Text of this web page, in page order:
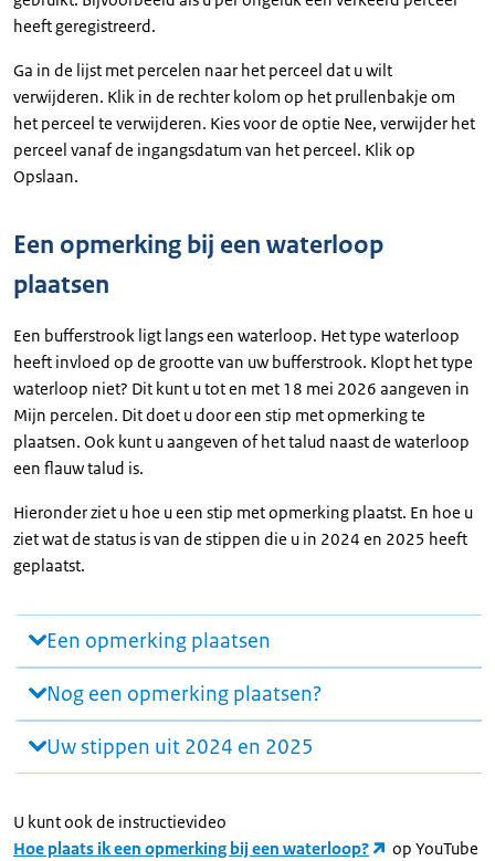
heeft geregistreerd.
Ga in de lijst met percelen naar het perceel dat u wilt
verwijderen. Klik in de rechter kolom op het prullenbakje om
het perceel te verwijderen. Kies voor de optie Nee, verwijder het
perceel vanaf de ingangsdatum van het perceel. Klik op
Opslaan.
Een opmerking bij een waterloop
plaatsen
Een bufferstrook ligt langs een waterloop. Het type waterloop
heeft invloed op de grootte van uw bufferstrook. Klopt het type
waterloop niet? Dit kunt u tot en met 18 mei 2026 aangeven in
Mijn percelen. Dit doet u door een stip met opmerking te
plaatsen. Ook kunt u aangeven of het talud naast de waterloop
een flauw talud is.
Hieronder ziet u hoe u een stip met opmerking plaatst. En hoe u
ziet wat de status is van de stippen die u in 2024 en 2025 heeft
geplaatst.
Een opmerking plaatsen
Nog een opmerking plaatsen?
Uw stippen uit 2024 en 2025
U kunt ook de instructievideo
Hoe plaats ik een opmerking bij een waterloop?
op YouTube